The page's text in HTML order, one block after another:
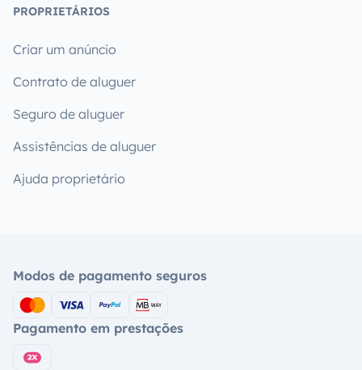
PROPRIETÁRIOS
Criar um anúncio
Contrato de aluguer
Seguro de aluguer
Assistências de aluguer
Ajuda proprietário
Modos de pagamento seguros
Pagamento em prestações